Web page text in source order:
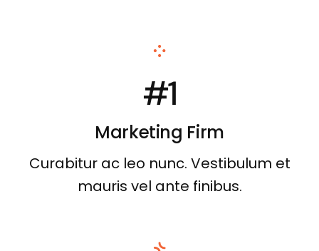
#1
Marketing Firm
Curabitur ac leo nunc. Vestibulum et
mauris vel ante finibus.